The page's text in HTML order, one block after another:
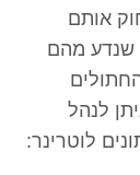
אותם
שנדע מהם
לנהל
לוטרינר: